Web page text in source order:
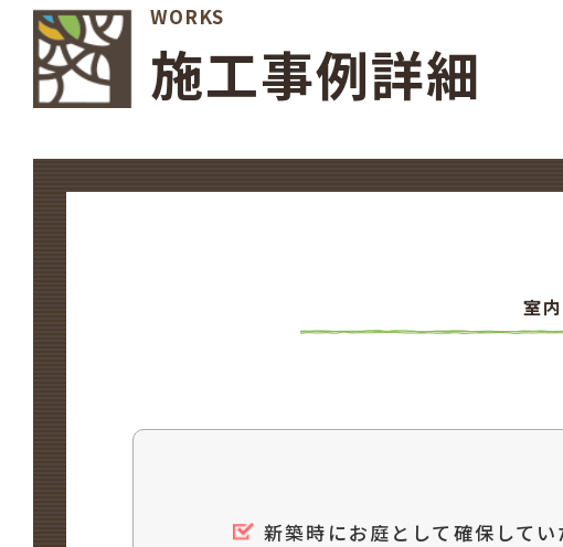
WORKS
施工事例詳細
室
新築時にお庭として確保して